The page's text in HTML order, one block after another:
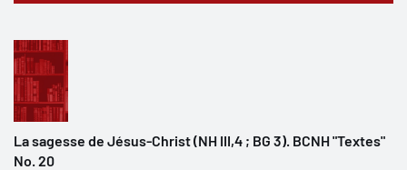
La sagesse de Jésus-Christ (NH III,4 ; BG 3). BCNH "Textes"
No. 20